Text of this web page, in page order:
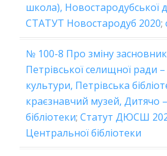
школа), Новостародубської
СТАТУТ Новостародуб 2020;
№ 100-8 Про зміну
Петрівської селищної ради
культури, Петрівська
краєзнавчий музей, Дитячо
бібліотеки; Статут ДЮСШ
Центральної бібліотеки